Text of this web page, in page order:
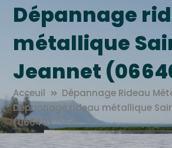
Dépannage
métallique
Jeannet
Acceuil
Dépannage Rideau
Dépannage rideau métallique
(06640)